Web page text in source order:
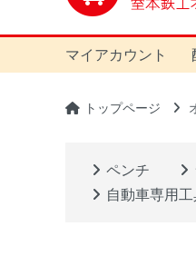
マイアカウント
トップページ
ペンチ
自動車専用